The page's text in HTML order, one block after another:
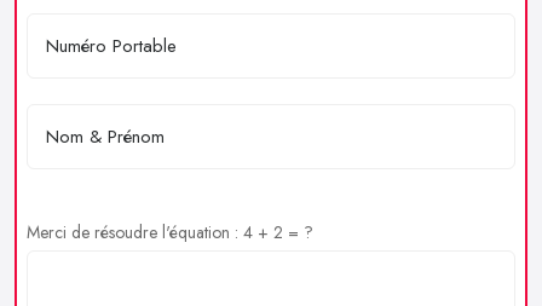
Merci de résoudre l'équation : 4 + 2 = ?